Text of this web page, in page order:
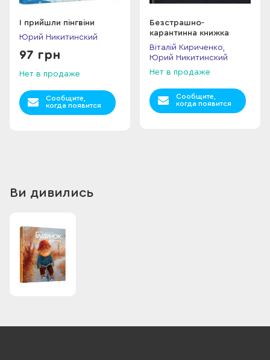
І прийшли пінгвіни
Юрий Никитинский
97 грн
Нет в продаже
Сообщите,
когда появится
Безстрашно-
карантинна книжка
Віталій Кириченко,
Юрий Никитинский
Нет в продаже
Сообщите,
когда появится
Ви дивились